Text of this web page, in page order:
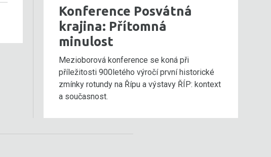
Konference Posvátná
krajina: Přítomná
minulost
Mezioborová konference se koná při
příležitosti 900letého výročí první historické
zmínky rotundy na Řípu a výstavy ŘÍP: kontext
a současnost.